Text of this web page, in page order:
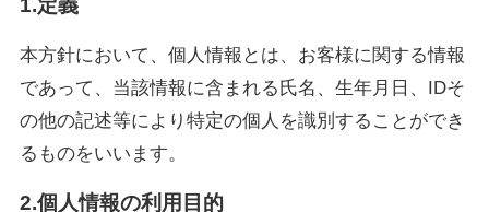
本方針において、個人情報とは、お客様に関する情報
であって、当該情報に含まれる氏名、生年月日、IDそ
の他の記述等により特定の個人を識別することができ
るものをいいます。
2.個人情報の利用目的